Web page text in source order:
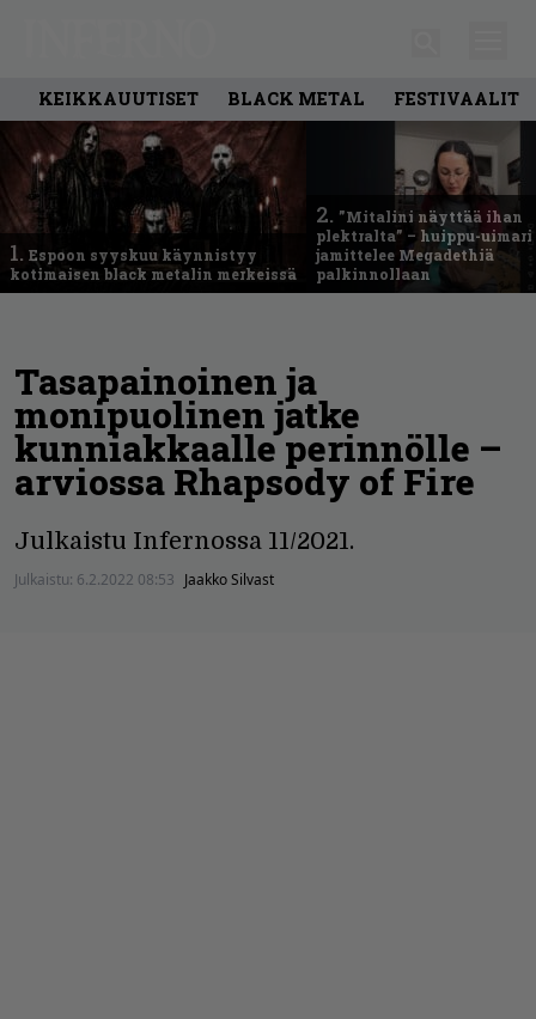
KEIKKAUUTISET BLACK METAL FESTIVAALIT
1. Espoon syyskuu käynnistyy
kotimaisen black metalin merkeissä
2. ”Mitalini näyttää ihan
plektralta” – huippu-uimari
jamittelee Megadethiä
palkinnollaan
Tasapainoinen ja
monipuolinen jatke
kunniakkaalle perinnölle –
arviossa Rhapsody of Fire
Julkaistu Infernossa 11/2021.
Julkaistu: 6.2.2022 08:53 Jaakko Silvast